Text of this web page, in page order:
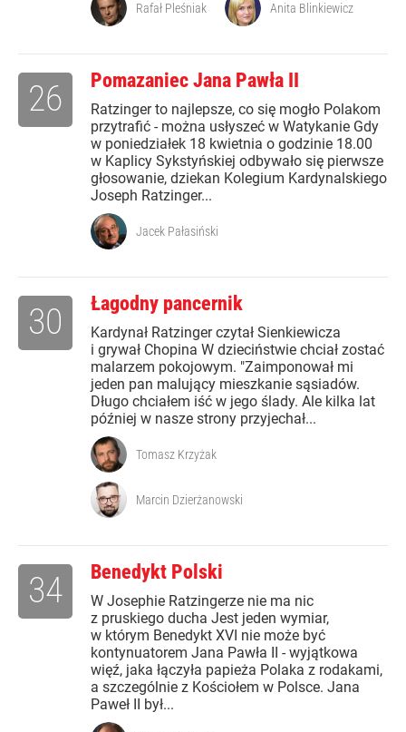
Rafał Pleśniak Anita Blinkiewicz
Pomazaniec Jana Pawła II
Ratzinger to najlepsze, co się mogło Polakom
przytrafić - można usłyszeć w Watykanie Gdy
w poniedziałek 18 kwietnia o godzinie 18.00
w Kaplicy Sykstyńskiej odbywało się pierwsze
głosowanie, dziekan Kolegium Kardynalskiego
Joseph Ratzinger...
26
Jacek Pałasiński
Łagodny pancernik
Kardynał Ratzinger czytał Sienkiewicza
i grywał Chopina W dzieciństwie chciał zostać
malarzem pokojowym. "Zaimponował mi
jeden pan malujący mieszkanie sąsiadów.
Długo chciałem iść w jego ślady. Ale kilka lat
później w nasze strony przyjechał...
30
Tomasz Krzyżak
Marcin Dzierżanowski
Benedykt Polski
W Josephie Ratzingerze nie ma nic
z pruskiego ducha Jest jeden wymiar,
w którym Benedykt XVI nie może być
kontynuatorem Jana Pawła II - wyjątkowa
więź, jaka łączyła papieża Polaka z rodakami,
a szczególnie z Kościołem w Polsce. Jana
Paweł II był...
34